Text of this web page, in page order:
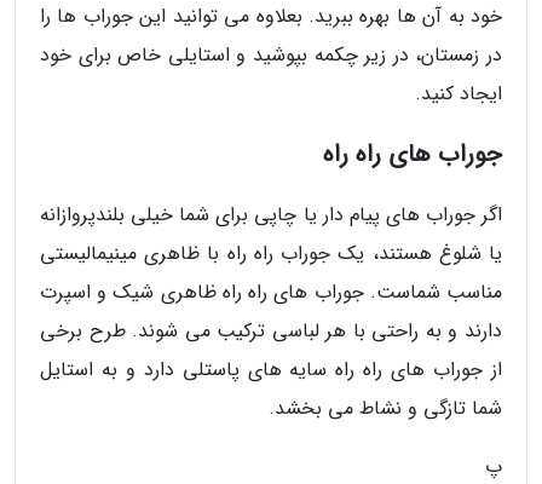
خود به آن ها بهره ببرید. بعلاوه می توانید این جوراب ها را
در زمستان، در زیر چکمه بپوشید و استایلی خاص برای خود
ایجاد کنید.
جوراب های راه راه
اگر جوراب های پیام دار یا چاپی برای شما خیلی بلندپروازانه
یا شلوغ هستند، یک جوراب راه راه با ظاهری مینیمالیستی
مناسب شماست. جوراب های راه راه ظاهری شیک و اسپرت
دارند و به راحتی با هر لباسی ترکیب می شوند. طرح برخی
از جوراب های راه راه سایه های پاستلی دارد و به استایل
شما تازگی و نشاط می بخشد.
پ